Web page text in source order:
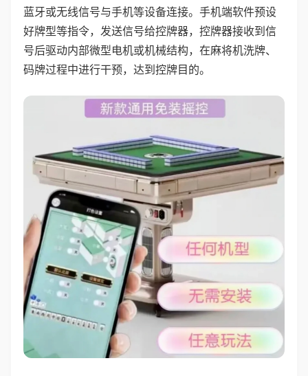
蓝牙或无线信号与手机等设备连接。手机端软件预设
好牌型等指令，发送信号给控牌器，控牌器接收到信
号后驱动内部微型电机或机械结构，在麻将机洗牌、
码牌过程中进行干预，达到控牌目的。